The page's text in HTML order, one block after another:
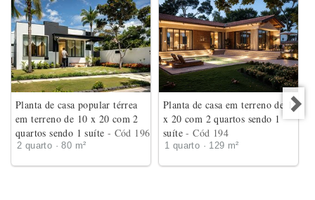
Planta de casa popular térrea
em terreno de 10 x 20 com 2
quartos sendo 1 suíte - Cód 196
2 quarto · 80 m²
Planta de casa em terreno de 18
x 20 com 2 quartos sendo 1
suíte- Cód 194
1 quarto · 129 m²